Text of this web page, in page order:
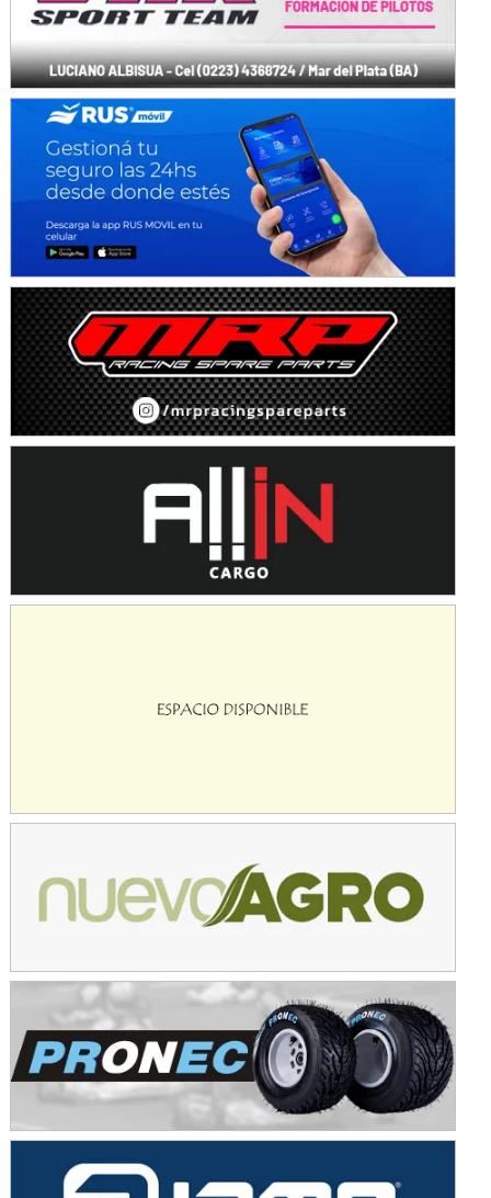
Ciudad de Trenque Lauquen (Asfalto)
Trenque Lauquen (Buenos Aires)
ENTRERRIANO - F6 (POSTERGADA)
Parque de la Velocidad (Asfalto)
Villaguay (Entre Ríos)
El Cerro (Tierra)
Victoria (Entre Ríos)
PATAGONICO - F6
Moto Club Reginense (Tierra)
Gral. E. Godoy (Río Negro)
CSK - F7
Juventud Unida (Tierra)
Humboldt (Santa Fe)
SUR SANTAFESINO - F4